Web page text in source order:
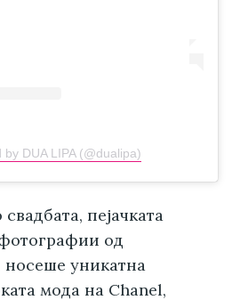
by DUA LIPA (@dualipa)
пејачката
од
носеше уникатна
мода на Chanel,